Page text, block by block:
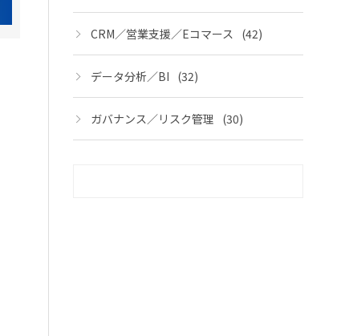
CRM／営業支援／Eコマース (42)
データ分析／BI (32)
ガバナンス／リスク管理 (30)